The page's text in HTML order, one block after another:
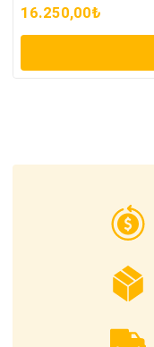
16.250,00₺